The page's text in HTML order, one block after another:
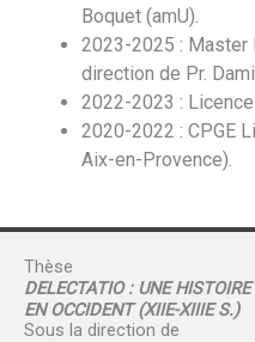
Boquet (amU).
2023-2025 : Master
direction de Pr.
2022-2023 : Licence
2020-2022 : CPGE
Aix-en-Provence).
Thèse
DELECTATIO : UNE
EN OCCIDENT (XIIE-XIIIE S.)
Sous la direction de